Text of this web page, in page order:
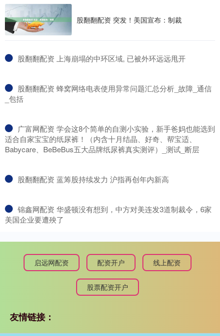
股翻翻配资 突发！美国宣布：制裁
​股翻翻配资 上海崩塌的中环区域, 已被外环远远甩开
​股翻翻配资 蜂窝网络电表使用异常问题汇总分析_故障_通信
_包括
​广富网配资 学会这8个简单的自测小实验，新手爸妈也能选到
适合自家宝宝的纸尿裤！（内含十月结晶、好奇、帮宝适、
Babycare、BeBeBus五大品牌纸尿裤真实测评）_测试_断层
​股翻翻配资 蓝筹股持续发力 沪指再创年内新高
​锦鑫网配资 华盛顿没有想到，中方对美连发3道制裁令，6家
美国企业要遭殃了
启远网配资 配资开户 线上配资
股票配资开户
友情链接：